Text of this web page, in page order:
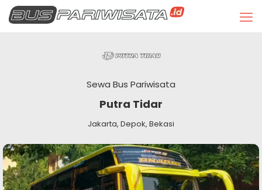
Sewa Bus Pariwisata
Putra Tidar
Jakarta, Depok, Bekasi